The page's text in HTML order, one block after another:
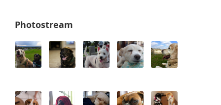
Photostream